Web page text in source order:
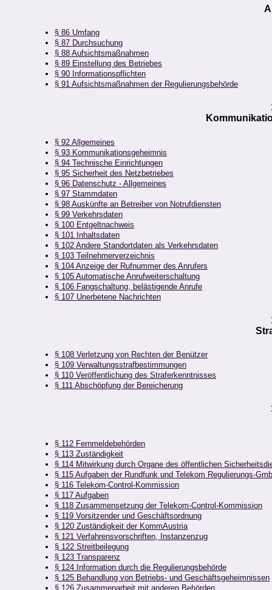
§ 86 Umfang
§ 87 Durchsuchung
§ 88 Aufsichtsmaßnahmen
§ 89 Einstellung des Betriebes
§ 90 Informationspflichten
§ 91 Aufsichtsmaßnahmen der Regulierungsbehörde
§ 92 Allgemeines
§ 93 Kommunikationsgeheimnis
§ 94 Technische Einrichtungen
§ 95 Sicherheit des Netzbetriebes
§ 96 Datenschutz - Allgemeines
§ 97 Stammdaten
§ 98 Auskünfte an Betreiber von Notrufdiensten
§ 99 Verkehrsdaten
§ 100 Entgeltnachweis
§ 101 Inhaltsdaten
§ 102 Andere Standortdaten als Verkehrsdaten
§ 103 Teilnehmerverzeichnis
§ 104 Anzeige der Rufnummer des Anrufers
§ 105 Automatische Anrufweiterschaltung
§ 106 Fangschaltung, belästigende Anrufe
§ 107 Unerbetene Nachrichten
§ 108 Verletzung von Rechten der Benützer
§ 109 Verwaltungsstrafbestimmungen
§ 110 Veröffentlichung des Straferkenntnisses
§ 111 Abschöpfung der Bereicherung
§ 112 Fernmeldebehörden
§ 113 Zuständigkeit
§ 114 Mitwirkung durch Organe des öffentlichen
§ 115 Aufgaben der Rundfunk und Telekom Regulierungs-
§ 116 Telekom-Control-Kommission
§ 117 Aufgaben
§ 118 Zusammensetzung der Telekom-Control-Kommission
§ 119 Vorsitzender und Geschäftsordnung
§ 120 Zuständigkeit der KommAustria
§ 121 Verfahrensvorschriften, Instanzenzug
§ 122 Streitbeilegung
§ 123 Transparenz
§ 124 Information durch die Regulierungsbehörde
§ 125 Behandlung von Betriebs- und Geschäftsgeheimnissen
§ 126 Zusammenarbeit mit anderen Behörden